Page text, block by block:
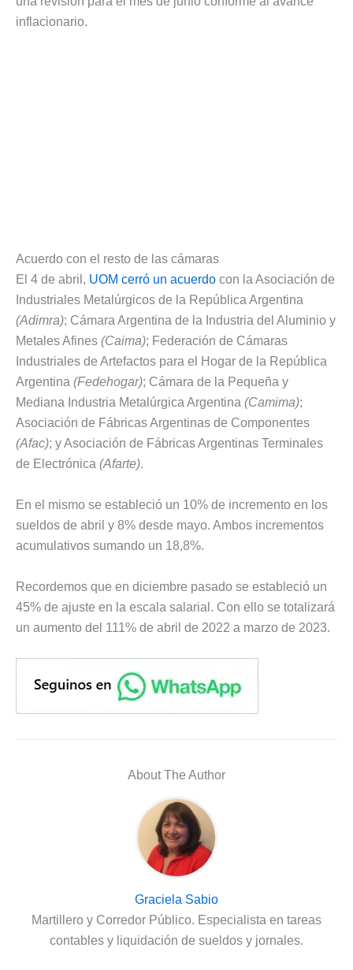
inflacionario.
Acuerdo con el resto de las cámaras
El 4 de abril, UOM cerró un acuerdo con la Asociación de
Industriales Metalúrgicos de la República Argentina
(Adimra); Cámara Argentina de la Industria del Aluminio y
Metales Afines (Caima); Federación de Cámaras
Industriales de Artefactos para el Hogar de la República
Argentina (Fedehogar); Cámara de la Pequeña y
Mediana Industria Metalúrgica Argentina (Camima);
Asociación de Fábricas Argentinas de Componentes
(Afac); y Asociación de Fábricas Argentinas Terminales
de Electrónica (Afarte).
En el mismo se estableció un 10% de incremento en los
sueldos de abril y 8% desde mayo. Ambos incrementos
acumulativos sumando un 18,8%.
Recordemos que en diciembre pasado se estableció un
45% de ajuste en la escala salarial. Con ello se totalizará
un aumento del 111% de abril de 2022 a marzo de 2023.
About The Author
Graciela Sabio
Martillero y Corredor Público. Especialista en tareas
contables y liquidación de sueldos y jornales.